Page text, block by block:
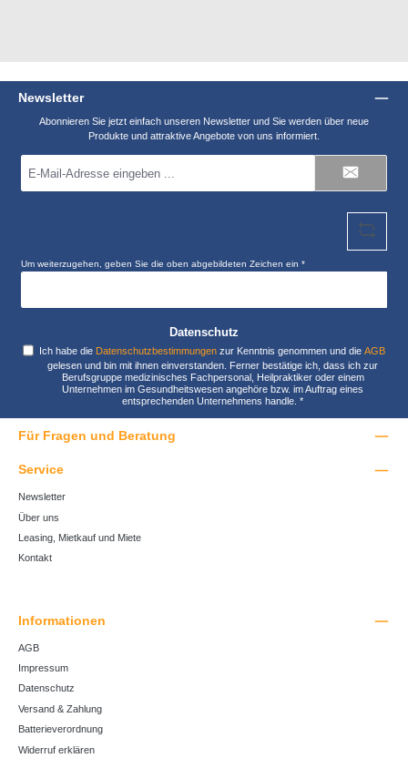
Newsletter
Abonnieren Sie jetzt einfach unseren Newsletter und Sie werden über neue
Produkte und attraktive Angebote von uns informiert.
Mail-
Um weiterzugehen, geben Sie die oben abgebildeten Zeichen ein*
Datenschutz
Ich habe die Datenschutzbestimmungen zur Kenntnis genommen und dieAGB
gelesen und bin mit ihnen einverstanden. Ferner bestätige ich, dass ich zur
Berufsgruppe medizinisches Fachpersonal, Heilpraktiker oder einem
Unternehmen im Gesundheitswesen angehöre bzw. im Auftrag eines
entsprechenden Unternehmens handle.*
Für Fragen und Beratung
Service
Newsletter
Über uns
Leasing, Mietkauf und Miete
Kontakt
Informationen
AGB
Impressum
Datenschutz
Versand & Zahlung
Batterieverordnung
Widerruf erklären